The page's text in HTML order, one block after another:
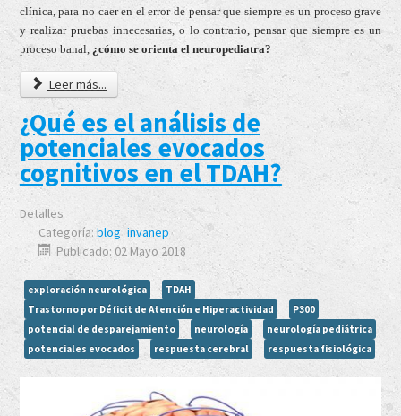
clínica, para no caer en el error de pensar que siempre es un proceso grave
y realizar pruebas innecesarias, o lo contrario, pensar que siempre es un
proceso banal, ¿cómo se orienta el neuropediatra?
Leer más...
¿Qué es el análisis de
potenciales evocados
cognitivos en el TDAH?
Detalles
Categoría: blog_invanep
Publicado: 02 Mayo 2018
exploración neurológica
TDAH
Trastorno por Déficit de Atención e Hiperactividad
P300
potencial de desparejamiento
neurología
neurología pediátrica
potenciales evocados
respuesta cerebral respuesta fisiológica